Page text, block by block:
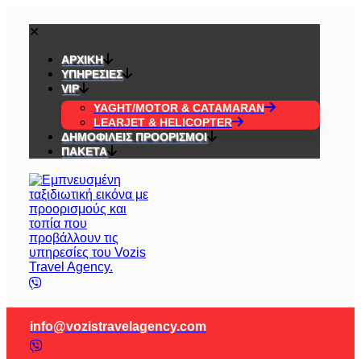
✕
ΑΡΧΙΚΉ
ΥΠΗΡΕΣΊΕΣ
VIP
YAGHT/MOTOR & CATAMARAN
LEARJET & HELICOPTER
ΔΗΜΟΦΙΛΕΊΣ ΠΡΟΟΡΙΣΜΟΊ
ΠΑΚΈΤΑ
info@vozistravelagency.com